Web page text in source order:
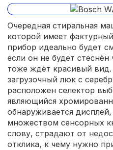
Очередная стиральная
которой имеет
прибор идеально будет
если он не будет
тоже ждёт красивый
загрузочный люк с
расположен селектор
являющийся
обнаруживается
множеством сенсорных
слову, страдают от
отклика, к чему нужно